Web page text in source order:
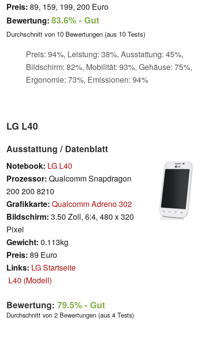
Preis: 89, 159, 199, 200 Euro
Bewertung: 83.6%- Gut
Durchschnitt von 10 Bewertungen (aus 10 Tests)
Preis: 94%, Leistung: 38%, Ausstattung: 45%,
Bildschirm: 82%, Mobilität: 93%, Gehäuse: 75%,
Ergonomie: 73%, Emissionen: 94%
LG L40
Ausstattung / Datenblatt
Notebook: LG L40
Prozessor: Qualcomm Snapdragon
200 200 8210
Grafikkarte: Qualcomm Adreno 302
Bildschirm: 3.50 Zoll, 6:4, 480 x 320
Pixel
Gewicht: 0.113kg
Preis: 89 Euro
Links: LG Startseite
L40 (Modell)
Bewertung: 79.5%- Gut
Durchschnitt von 2 Bewertungen (aus 4 Tests)